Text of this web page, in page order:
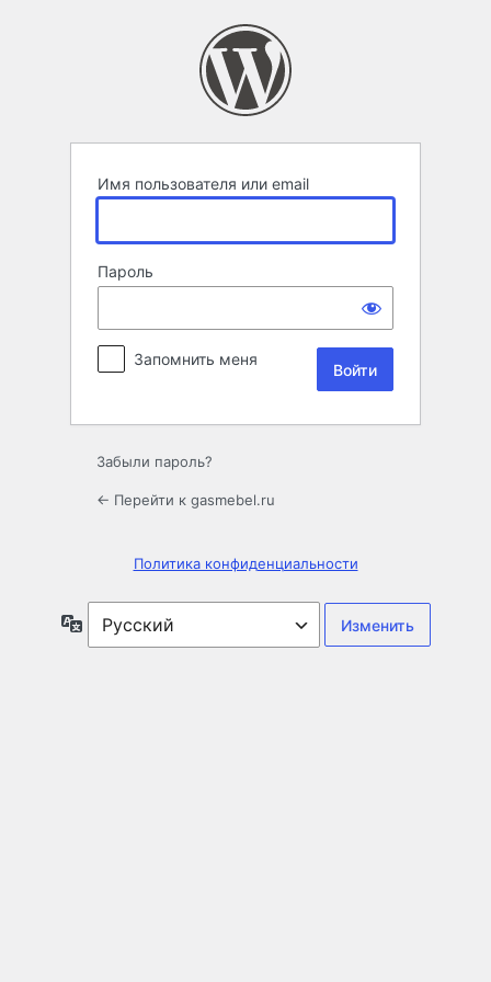
Имя пользователя или email
Пароль
Запомнить меня
Забыли пароль?
← Перейти к gasmebel.ru
Политика конфиденциальности
Язык